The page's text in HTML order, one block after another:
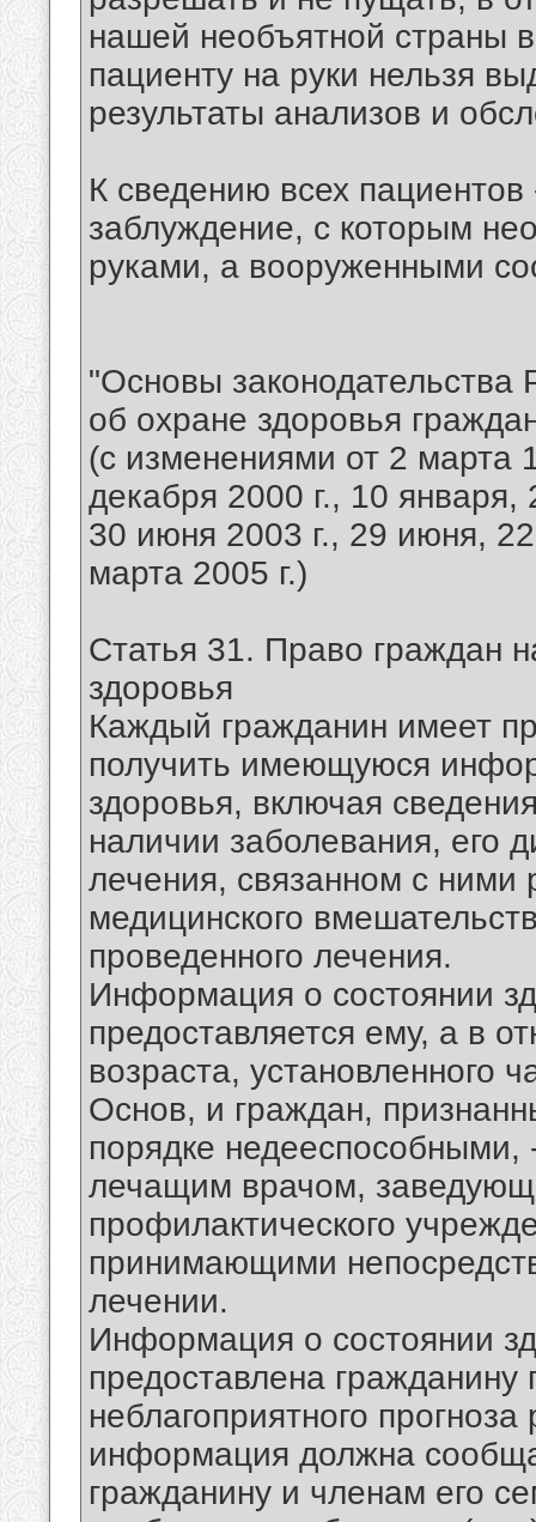
нашей необъятной страны
пациенту на руки нельзя
результаты анализов и
К сведению всех
заблуждение, с которым
руками, а вооруженными
"Основы законодательства
об охране здоровья
(с изменениями от 2 марта
декабря 2000 г., 10
30 июня 2003 г., 29 июня,
марта 2005 г.)
Статья 31. Право граждан
здоровья
Каждый гражданин имеет
получить имеющуюся
здоровья, включая
наличии заболевания, его
лечения, связанном с ними
медицинского
проведенного лечения.
Информация о состоянии
предоставляется ему, а в
возраста, установленного
Основ, и граждан,
порядке недееспособными,
лечащим врачом,
профилактического
принимающими
лечении.
Информация о состоянии
предоставлена гражданину
неблагоприятного
информация должна
гражданину и членам его